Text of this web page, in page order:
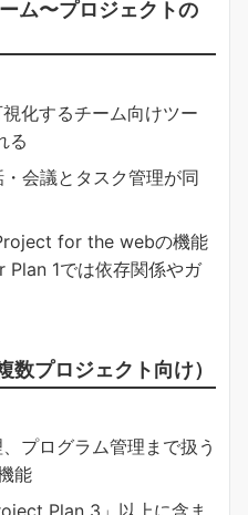
ム〜プロジェクトの
化するチーム向けツー
る
会議とタスク管理が同
for the webの機能
Plan 1では依存関係やガ
プロジェクト向け）
プログラム管理まで扱う
能
Plan 3」以上に含ま